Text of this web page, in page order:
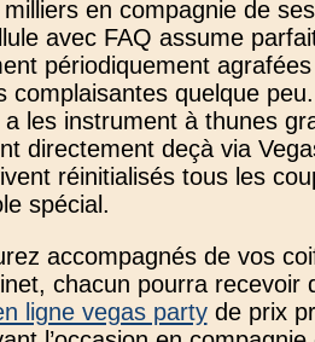
en compagnie de
avec FAQ assume
périodiquement
complaisantes quelque
a les instrument à thunes
directement deçà via
réinitialisés tous les
spécial.
accompagnés de vos
chacun pourra recevoir
ligne vegas partyde prix